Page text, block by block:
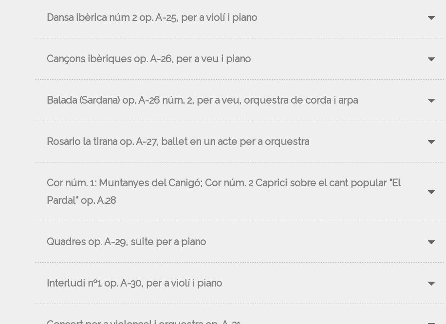
Dansa ibèrica núm 2 op. A-25, per a violí i piano
Cançons ibèriques op. A-26, per a veu i piano
Balada (Sardana) op. A-26 núm. 2, per a veu, orquestra de corda i arpa
Rosario la tirana op. A-27, ballet en un acte per a orquestra
Cor núm. 1: Muntanyes del Canigó; Cor núm. 2 Caprici sobre el cant popular "El
Pardal" op. A.28
Quadres op. A-29, suite per a piano
Interludi nº1 op. A-30, per a violí i piano